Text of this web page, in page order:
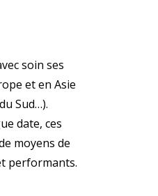
soin ses
et en Asie
Sud…).
date, ces
moyens de
performants.